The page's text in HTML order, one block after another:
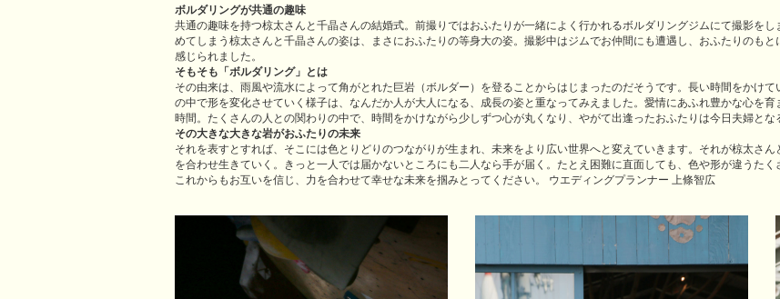
ボルダリングが共通の趣味
共通の趣味を持つ椋太さんと千晶さんの結婚式。前撮りではおふたりが一緒によく行かれるボルダリングジムにて撮影を
めてしまう椋太さんと千晶さんの姿は、まさにおふたりの等身大の姿。撮影中はジムでお仲間にも遭遇し、おふたりのも
感じられました。
そもそも「ボルダリング」とは
その由来は、雨風や流水によって角がとれた巨岩（ボルダー）を登ることからはじまったのだそうです。長い時間をかけ
の中で形を変化させていく様子は、なんだか人が大人になる、成長の姿と重なってみえました。愛情にあふれ豊かな心を
時間。たくさんの人との関わりの中で、時間をかけながら少しずつ心が丸くなり、やがて出逢ったおふたりは今日夫婦とな
その大きな大きな岩がおふたりの未来
それを表すとすれば、そこには色とりどりのつながりが生まれ、未来をより広い世界へと変えていきます。それが椋太さ
を合わせ生きていく。きっと一人では届かないところにも二人なら手が届く。たとえ困難に直面しても、色や形が違うたく
これからもお互いを信じ、力を合わせて幸せな未来を掴みとってください。 ウエディングプランナー 上條智広